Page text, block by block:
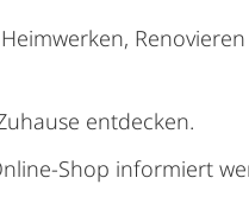
entdecken.
Shop informiert